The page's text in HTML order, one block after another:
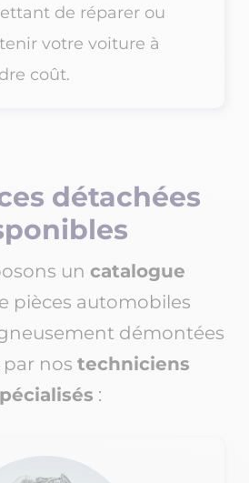
de réparer ou
votre voiture à
coût.
détachées
un catalogue
pièces automobiles
démontées
nos techniciens
: